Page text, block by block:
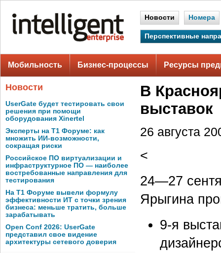
Новости Номера
Перспективные
Мобильность Бизнес-процессы Ресурсы
Новости
UserGate будет тестировать свои
решения при помощи
оборудования Xinertel
Эксперты на Т1 Форуме: как
множить ИИ-возможности,
сокращая риски
Российское ПО виртуализации и
инфраструктурное ПО — наиболее
востребованные направления для
тестирования
На Т1 Форуме вывели формулу
эффективности ИТ с точки зрения
бизнеса: меньше тратить, больше
зарабатывать
Open Conf 2026: UserGate
представил свое видение
архитектуры сетевого доверия
В
выставок
26 августа
<
24—27
Ярыгина
9-я